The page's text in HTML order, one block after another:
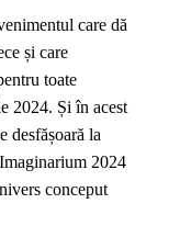
care dă
și care
toate
2024. Și în acest
desfășoară la
2024
conceput